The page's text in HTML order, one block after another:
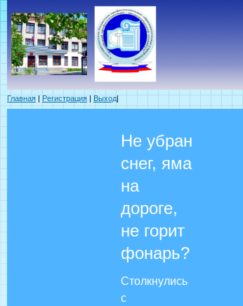
Главная | Регистрация | Выход|
Не убран
снег, яма
на
дороге,
не горит
фонарь?
Столкнулись
с